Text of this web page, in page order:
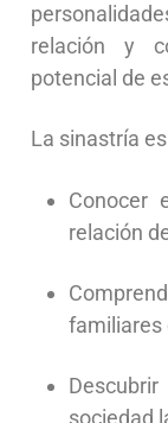
relación y
potencial de
La sinastría
Conocer
relación
familiares
sociedad